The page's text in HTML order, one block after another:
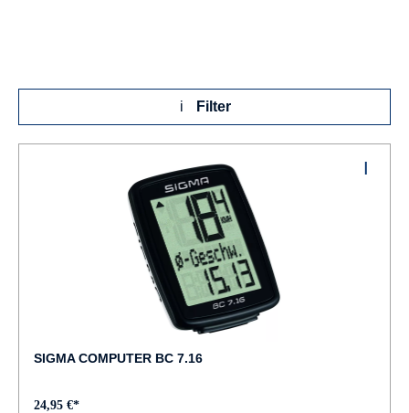
Filter
SIGMA COMPUTER BC 7.16
24,95 €*